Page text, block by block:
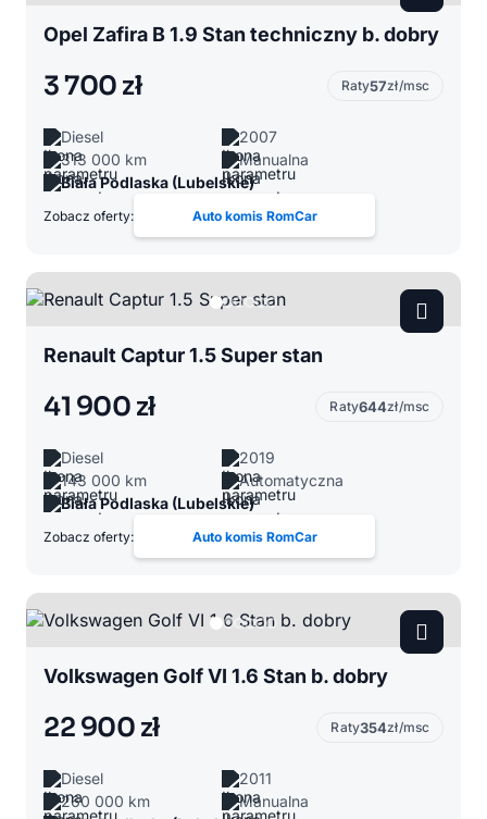
Opel Zafira B 1.9 Stan techniczny b. dobry
3 700 zł Raty57zł/msc
Diesel
2007
313 000 km
Manualna
Biała Podlaska (Lubelskie)
Zobacz oferty: Auto komis RomCar
Renault Captur 1.5 Super stan
41 900 zł Raty644zł/msc
Diesel
2019
143 000 km
Automatyczna
Biała Podlaska (Lubelskie)
Zobacz oferty: Auto komis RomCar
Volkswagen Golf VI 1.6 Stan b. dobry
22 900 zł Raty354zł/msc
Diesel
2011
260 000 km
Manualna